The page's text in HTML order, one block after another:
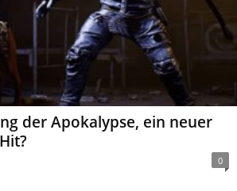
der Apokalypse, ein neuer
0